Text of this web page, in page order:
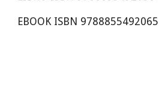
EBOOK ISBN 9788855492065